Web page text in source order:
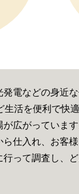
電などの身近
活を便利で快
広がっていま
仕入れ、お客
って調査し、